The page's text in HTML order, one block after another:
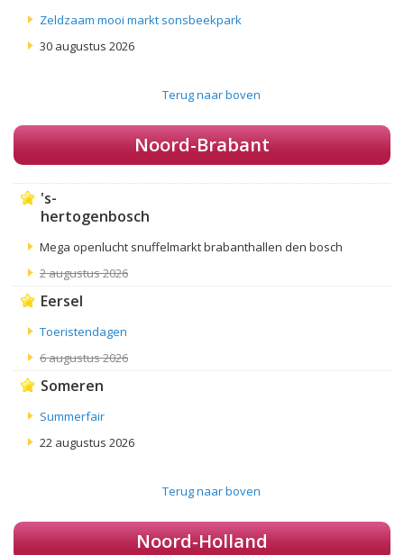
Zeldzaam mooi markt sonsbeekpark
30 augustus 2026
Terug naar boven
Noord-Brabant
's-
hertogenbosch
Mega openlucht snuffelmarkt brabanthallen den bosch
2 augustus 2026
Eersel
Toeristendagen
6 augustus 2026
Someren
Summerfair
22 augustus 2026
Terug naar boven
Noord-Holland